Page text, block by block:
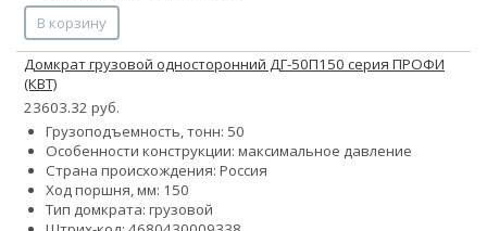
В корзину
Домкрат грузовой односторонний ДГ-50П150 серия ПРОФИ
(КВТ)
23603.32 руб.
Грузоподъемность, тонн: 50
Особенности конструкции: максимальное давление
Страна происхождения: Россия
Ход поршня, мм: 150
Тип домкрата: грузовой